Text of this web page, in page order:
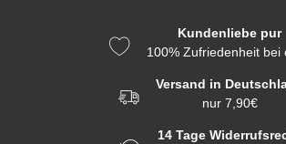
Kundenliebe pur
100% Zufriedenheit bei
Versand in
nur 7,90€
14 Tage